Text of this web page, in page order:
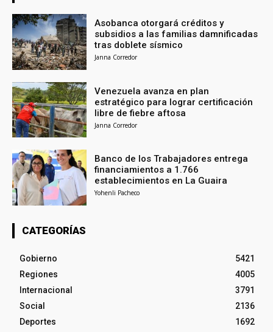
Asobanca otorgará créditos y
subsidios a las familias damnificadas
tras doblete sísmico
Janna Corredor
Venezuela avanza en plan
estratégico para lograr certificación
libre de fiebre aftosa
Janna Corredor
Banco de los Trabajadores entrega
financiamientos a 1.766
establecimientos en La Guaira
Yohenli Pacheco
CATEGORÍAS
Gobierno
5421
Regiones
4005
Internacional
3791
Social
2136
Deportes
1692